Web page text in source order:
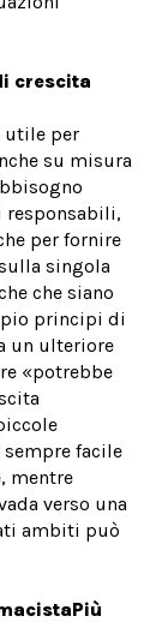
crescita
utile per
su misura
per fornire
singola
che siano
principi di
un ulteriore
«potrebbe
facile
mentre
verso una
ambiti può